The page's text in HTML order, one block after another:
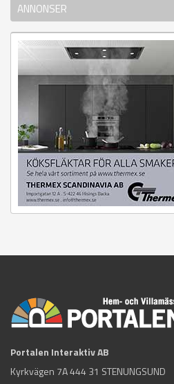
ANNONSER
Portalen Interaktiv AB
Kyrkvägen 7A 444 31 STENUNGSUND